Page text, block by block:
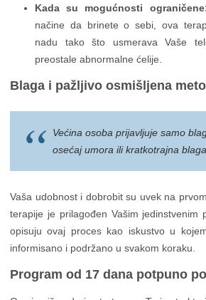
Kada su mogućnosti
načine da brinete o sebi, ova
nadu tako što usmerava Vaše
preostale abnormalne ćelije.
Blaga i pažljivo osmišljena
Većina osoba prijavljuje samo
osećaj umora ili kratkotrajna
Vaša udobnost i dobrobit su uvek na
terapije je prilagođen Vašim jedinstvenim
opisuju ovaj proces kao iskustvo u
informisano i podržano u svakom koraku.
Program od 17 dana potpuno